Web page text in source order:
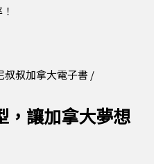
叔叔加拿大電子書 /
，讓加拿大夢想